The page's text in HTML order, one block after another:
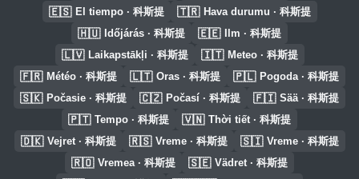
🇪🇸 El tiempo · 科斯提 🇹🇷 Hava durumu · 科斯提
🇭🇺 Időjárás · 科斯提 🇪🇪 Ilm · 科斯提
🇱🇻 Laikapstākļi · 科斯提 🇮🇹 Meteo · 科斯提
🇫🇷 Météo · 科斯提 🇱🇹 Oras · 科斯提 🇵🇱 Pogoda · 科斯提
🇸🇰 Počasie · 科斯提 🇨🇿 Počasí · 科斯提 🇫🇮 Sää · 科斯提
🇵🇹 Tempo · 科斯提 🇻🇳 Thời tiết · 科斯提
🇩🇰 Vejret · 科斯提 🇷🇸 Vreme · 科斯提 🇸🇮 Vreme · 科斯提
🇷🇴 Vremea · 科斯提 🇸🇪 Vädret · 科斯提